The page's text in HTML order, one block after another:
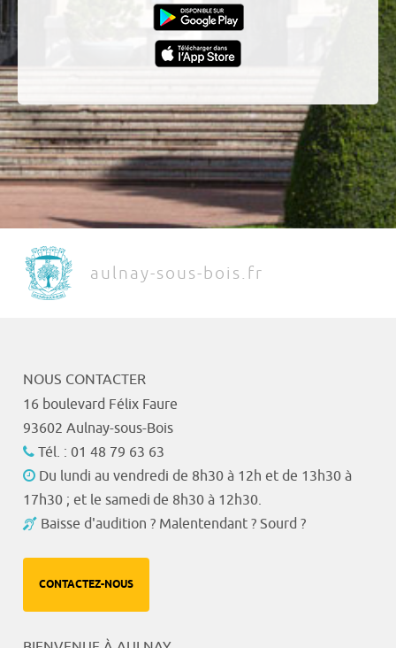
aulnay-sous-bois.fr
NOUS CONTACTER
16 boulevard Félix Faure
93602 Aulnay-sous-Bois
Tél. : 01 48 79 63 63
Du lundi au vendredi de 8h30 à 12h et de 13h30 à
17h30 ; et le samedi de 8h30 à 12h30.
Baisse d'audition ? Malentendant ? Sourd ?
CONTACTEZ-NOUS